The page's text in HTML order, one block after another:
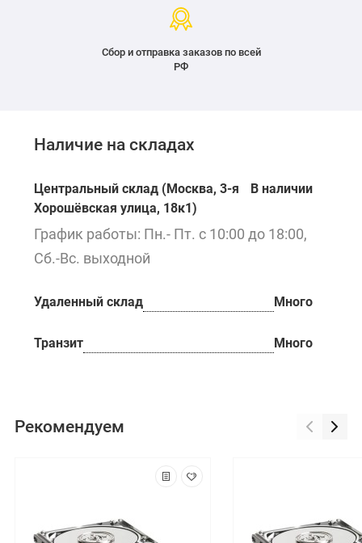
Сбор и отправка заказов по всей
РФ
Наличие на складах
Центральный склад (Москва, 3-я
Хорошёвская улица, 18к1)
В наличии
График работы: Пн.- Пт. с 10:00 до 18:00,
Сб.-Вс. выходной
Удаленный склад Много
Транзит Много
Рекомендуем